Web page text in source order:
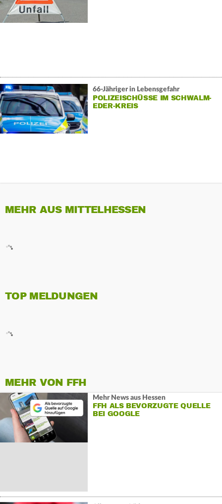
66-Jähriger in Lebensgefahr
POLIZEISCHÜSSE IM SCHWALM-
EDER-KREIS
MEHR AUS MITTELHESSEN
TOP MELDUNGEN
MEHR VON FFH
Mehr News aus Hessen
FFH ALS BEVORZUGTE QUELLE
BEI GOOGLE